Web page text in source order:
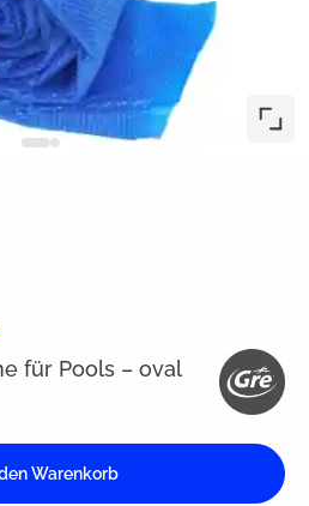
für Pools – oval
den Warenkorb